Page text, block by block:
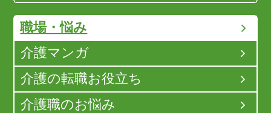
職場・悩み
介護マンガ
介護の転職お役立ち
介護職のお悩み